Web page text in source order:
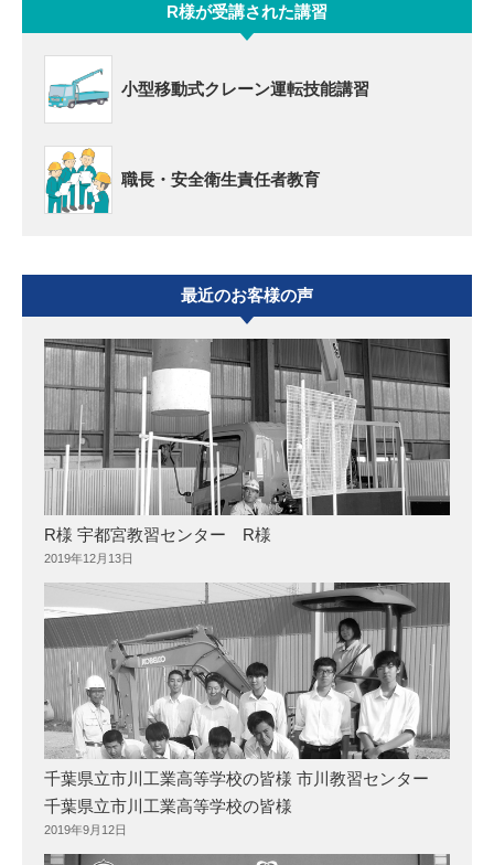
R様が受講された講習
小型移動式クレーン運転技能講習
職長・安全衛生責任者教育
最近のお客様の声
R様 宇都宮教習センター R様
2019年12月13日
千葉県立市川工業高等学校の皆様 市川教習センター
千葉県立市川工業高等学校の皆様
2019年9月12日